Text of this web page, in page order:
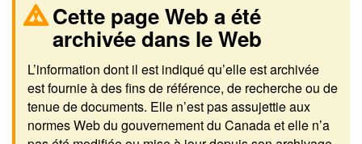
Cette page Web a été
archivée dans le Web
L’information dont il est indiqué qu’elle est archivée
est fournie à des fins de référence, de recherche ou de
tenue de documents. Elle n’est pas assujettie aux
normes Web du gouvernement du Canada et elle n’a